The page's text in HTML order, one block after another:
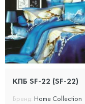
КПБ SF-22 (SF-22)
Бренд: Home Collection